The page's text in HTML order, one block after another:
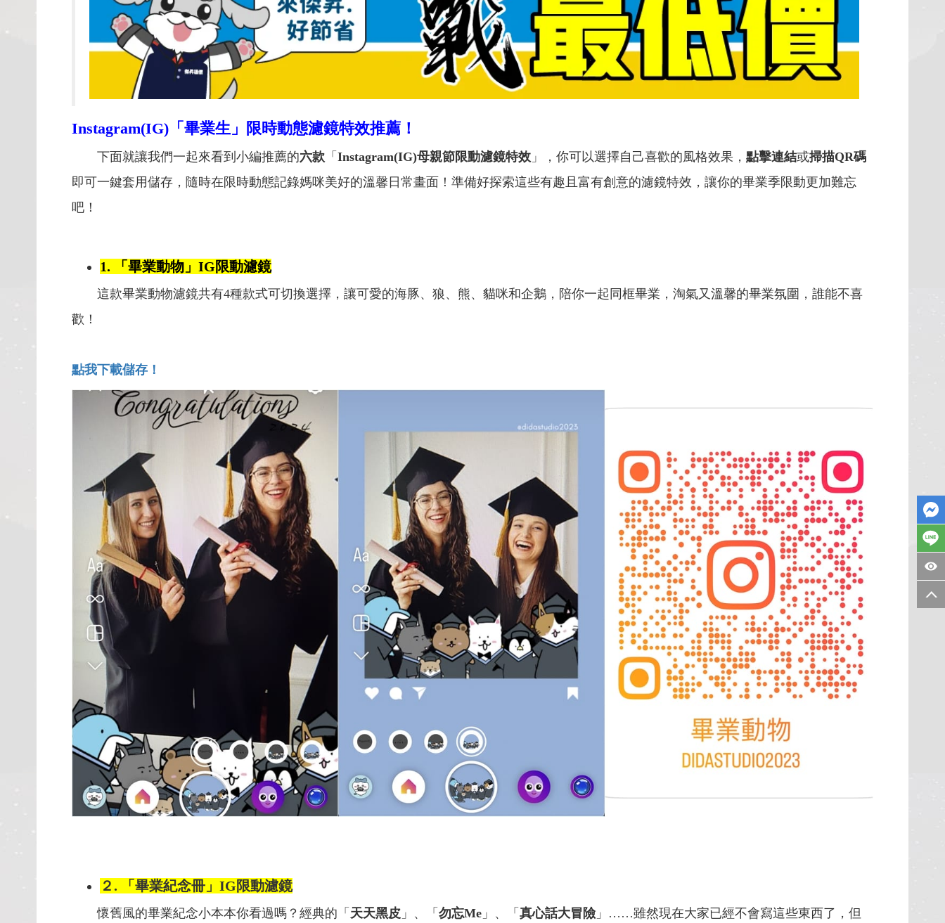
Instagram(IG)「畢業生」限時動態濾鏡特效推薦！
下面就讓我們一起來看到小編推薦的六款 「 Instagram(IG)母親節限動濾鏡特效 」，你可以選擇自己喜歡的風格效果， 點擊連結或掃描QR碼
即可一鍵套用儲存，隨時在限時動態記錄媽咪美好的溫馨日常畫面！準備好探索這些有趣且富有創意的濾鏡特效，讓你的畢業季限動更加難忘
吧！
1. 「畢業動物」IG限動濾鏡
這款畢業動物濾鏡共有4種款式可切換選擇，讓可愛的海豚、狼、熊、貓咪和企鵝，陪你一起同框畢業，淘氣又溫馨的畢業氛圍，誰能不喜
歡！
點我下載儲存！
２. 「畢業紀念冊」IG限動濾鏡
懷舊風的畢業紀念小本本你看過嗎？經典的「 天天黑皮 」、「 勿忘Me 」、「 真心話大冒險」……雖然現在大家已經不會寫這些東西了，但